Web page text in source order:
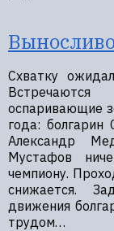
Схватку
оспаривающие
года:
Александр
Мустафов
чемпиону.
снижается.
движения
трудом…